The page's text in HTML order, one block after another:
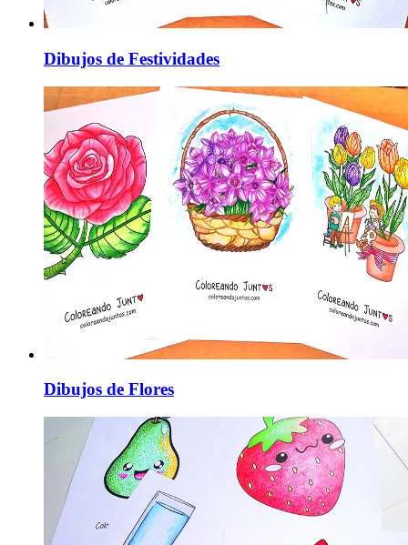
Dibujos de Festividades
Dibujos de Flores